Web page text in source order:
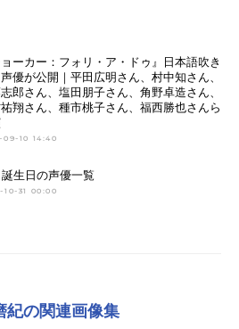
ョーカー：フォリ・ア・ドゥ』日本語吹き
優が公開｜平田広明さん、村中知さん、
郎さん、塩田朋子さん、角野卓造さん、
祐翔さん、種市桃子さん、福西勝也さんら
09-10 14:40
誕生日の声優一覧
10-31 00:00
紀の関連画像集